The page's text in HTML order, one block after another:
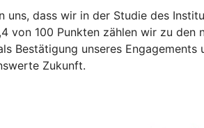
dass wir in der Studie des
100 Punkten zählen wir zu den
Bestätigung unseres
Zukunft.